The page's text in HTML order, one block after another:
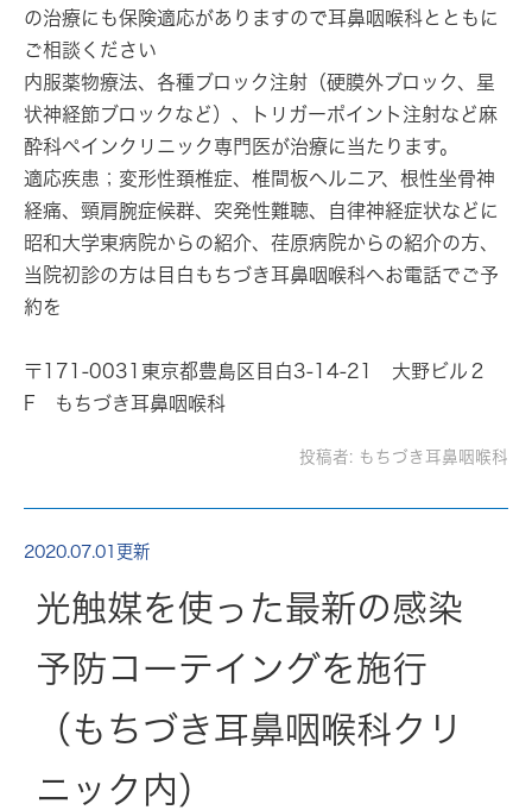
の治療にも保険適応がありますので耳鼻咽喉科とともに
ご相談ください
内服薬物療法、各種ブロック注射（硬膜外ブロック、星
状神経節ブロックなど）、トリガーポイント注射など麻
酔科ペインクリニック専門医が治療に当たります。
適応疾患；変形性頚椎症、椎間板ヘルニア、根性坐骨神
経痛、頸肩腕症候群、突発性難聴、自律神経症状などに
昭和大学東病院からの紹介、荏原病院からの紹介の方、
当院初診の方は目白もちづき耳鼻咽喉科へお電話でご予
約を
〒171-0031東京都豊島区目白3-14-21 大野ビル２
F もちづき耳鼻咽喉科
投稿者: もちづき耳鼻咽喉科
2020.07.01更新
光触媒を使った最新の感染
予防コーテイングを施行
（もちづき耳鼻咽喉科クリ
ニック内）